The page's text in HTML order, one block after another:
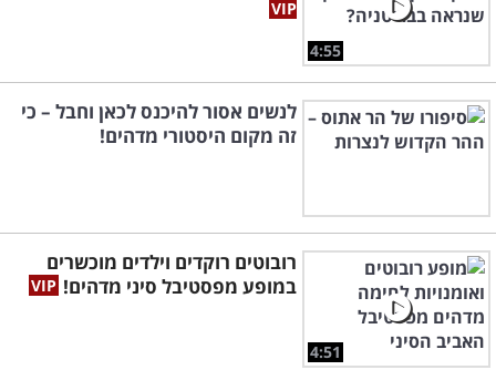
4:55
לנשים אסור להיכנס לכאן וחבל – כי
זה מקום היסטורי מדהים!
4:51
רובוטים רוקדים וילדים מוכשרים
במופע מפסטיבל סיני מדהים!